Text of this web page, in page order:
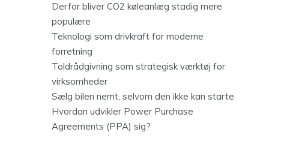
Derfor bliver CO2 køleanlæg stadig mere
populære
Teknologi som drivkraft for moderne
forretning
Toldrådgivning som strategisk værktøj for
virksomheder
Sælg bilen nemt, selvom den ikke kan starte
Hvordan udvikler Power Purchase
Agreements (PPA) sig?